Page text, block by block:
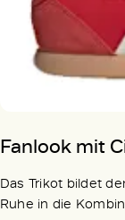
Fanlook mit
Das Trikot bildet
Ruhe in die